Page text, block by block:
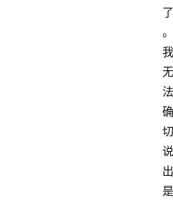
了
。
我
无
法
确
切
说
出
是